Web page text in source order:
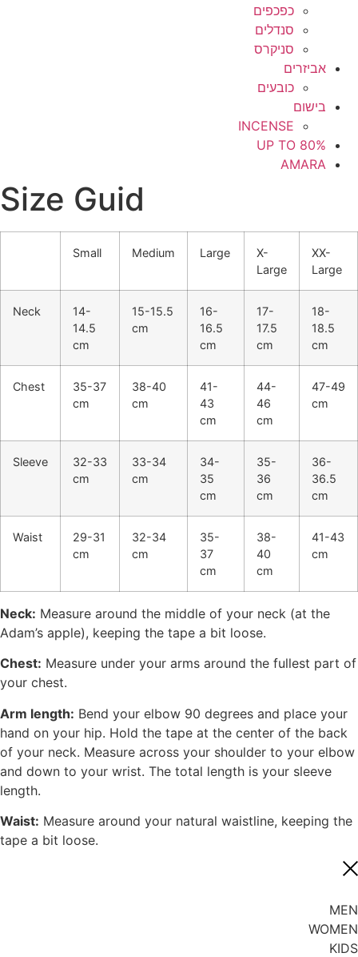
כפכפים
סנדלים
סניקרס
אביזרים
כובעים
בישום
INCENSE
UP TO 80%
AMARA
Size Guid
Small Medium Large
X-
Large
XX-
Large
Neck
14-
14.5
cm
15-15.5
cm
16-
16.5
cm
17-
17.5
cm
18-
18.5
cm
Chest
35-37
cm
38-40
cm
41-
43
cm
44-
46
cm
47-49
cm
Sleeve
32-33
cm
33-34
cm
34-
35
cm
35-
36
cm
36-
36.5
cm
Waist
29-31
cm
32-34
cm
35-
37
cm
38-
40
cm
41-43
cm
Neck: Measure around the middle of your neck (at the
Adam’s apple), keeping the tape a bit loose.
Chest: Measure under your arms around the fullest part of
your chest.
Arm length: Bend your elbow 90 degrees and place your
hand on your hip. Hold the tape at the center of the back
of your neck. Measure across your shoulder to your elbow
and down to your wrist. The total length is your sleeve
length.
Waist: Measure around your natural waistline, keeping the
tape a bit loose.
MEN
WOMEN
KIDS